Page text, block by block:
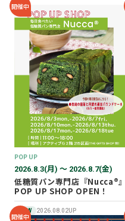
開催中
POP UP
2026.8.3(月) 〜 2026.8.7(金)
低糖質パン専門店『Nucca®』
POP UP SHOP OPEN！
NEW 2026.08.02UP
開催中